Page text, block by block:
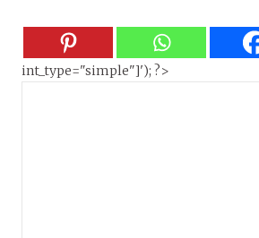
int_type="simple"]'); ?>